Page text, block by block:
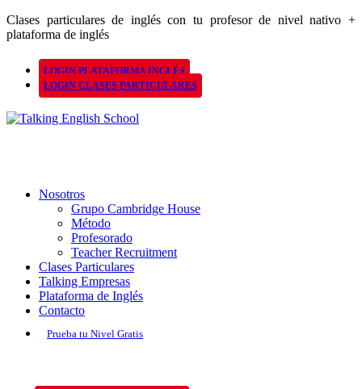
Clases particulares de inglés con tu profesor de nivel nativo +
plataforma de inglés
LOGIN PLATAFORMA INGLÉS
LOGIN CLASES PARTICULARES
Nosotros
Grupo Cambridge House
Método
Profesorado
Teacher Recruitment
Clases Particulares
Talking Empresas
Plataforma de Inglés
Contacto
Prueba tu Nivel Gratis